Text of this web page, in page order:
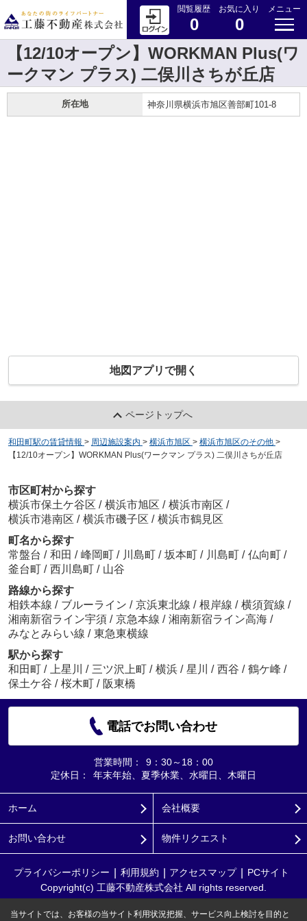
閲覧履歴
0
お気に入り
0
メニュー
【12/10オープン】WORKMAN Plus(ワ
ークマン プラス) 二俣川さちが丘店
所在地 神奈川県横浜市旭区善部町101-8
地図アプリで開く
ページトップへ
和田町駅の賃貸情報 > 周辺施設案内 > 横浜市旭区 > 横浜市旭区のその他 >
【12/10オープン】WORKMAN Plus(ワークマン プラス) 二俣川さちが丘店
市区町村から探す
横浜市保土ケ谷区 / 横浜市旭区 / 横浜市南区 /
横浜市港南区 / 横浜市磯子区 / 横浜市鶴見区
町名から探す
常盤台 / 和田 / 峰岡町 / 川島町 / 坂本町 / 川島町 / 仏向町 /
釜台町 / 西川島町 / 山谷
路線から探す
相鉄本線 / ブルーライン / 京浜東北線 / 根岸線 / 横須賀線 /
湘南新宿ライン宇須 / 京急本線 / 湘南新宿ライン高海 /
みなとみらい線 / 東急東横線
駅から探す
和田町 / 上星川 / 三ツ沢上町 / 横浜 / 星川 / 西谷 / 鶴ケ峰 /
保土ケ谷 / 桜木町 / 阪東橋
電話でお問い合わせ
営業時間：
9：30～18：00
定休日：
年末年始、夏季休業、水曜日、木曜日
ホーム 会社概要
お問い合わせ 物件リクエスト
プライバシーポリシー 利用規約 アクセスマップ
PCサイト
Copyright(c) 工藤不動産株式会社 All rights reserved.
当サイトでは、お客様の当サイト利用状況把握、サービス向上検討を目的と